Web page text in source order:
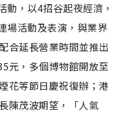
動，以4招谷起夜經濟，
場活動及表演，與業界
合延長營業時間並推出
元，多個博物館開放至
花等節日慶祝復辦；港
陳茂波期望，「人氣